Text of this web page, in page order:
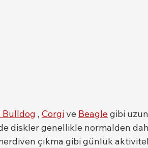
Bulldog , Corgi ve Beagle gibi
diskler genellikle normalden
çıkma gibi günlük